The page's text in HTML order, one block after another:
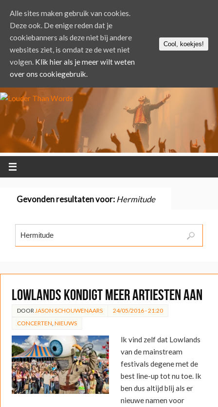
Gevonden resultaten voor:Hermitude
Lowlands kondigt meer artiesten aan
DOOR JASON SCHOUWENAARS
24/05/2016 - 21:20
CONCERTEN NIEUWS
Ik vind zelf dat Lowlands
van de mainstream
festivals degene met de
best line-up tot nu toe. Ik
ben dus altijd blij als er
nieuwe namen voor
Alle sites maken gebruik van cookies.
Deze ook. De enige reden dat je
cookiebanners als deze niet bij andere
websites ziet, is omdat ze de wet niet
volgen. Klik hier als je meer wilt weten
over ons cookiegebruik.
Cool, koekjes!